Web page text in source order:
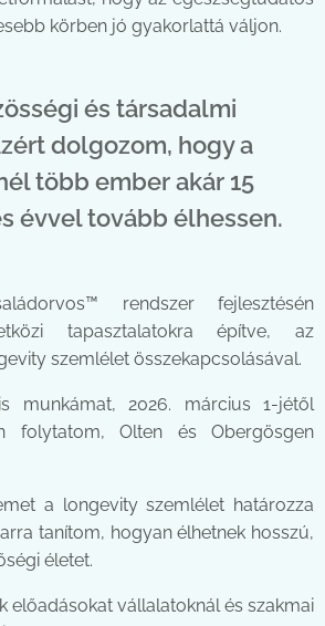
körben jó gyakorlattá váljon.
és társadalmi
dolgozom, hogy a
több ember akár 15
évvel tovább élhessen.
rendszer fejlesztésén
tapasztalatokra építve, az
szemlélet összekapcsolásával.
munkámat, 2026. március 1-jétől
folytatom, Olten és Obergösgen
a longevity szemlélet határozza
tanítom, hogyan élhetnek hosszú,
életet.
előadásokat vállalatoknál és szakmai